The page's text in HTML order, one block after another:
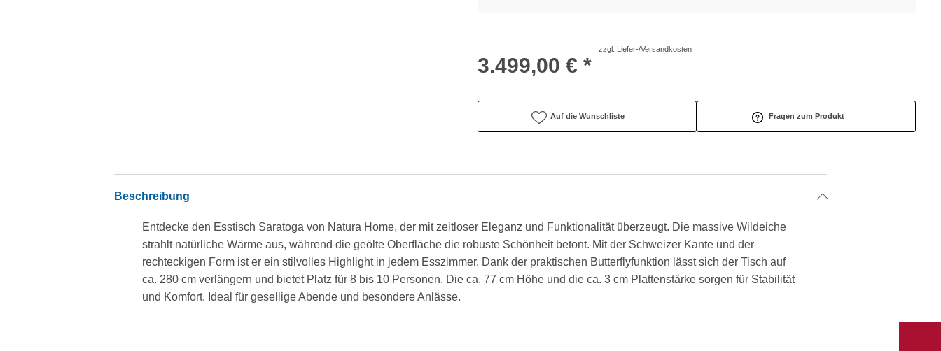
3.499,00 € *
zzgl. Liefer-/Versandkosten
Auf die Wunschliste Fragen zum Produkt
Beschreibung
Entdecke den Esstisch Saratoga von Natura Home, der mit zeitloser Eleganz und Funktionalität überzeugt. Die massive Wildeiche
strahlt natürliche Wärme aus, während die geölte Oberfläche die robuste Schönheit betont. Mit der Schweizer Kante und der
rechteckigen Form ist er ein stilvolles Highlight in jedem Esszimmer. Dank der praktischen Butterflyfunktion lässt sich der Tisch auf
ca. 280 cm verlängern und bietet Platz für 8 bis 10 Personen. Die ca. 77 cm Höhe und die ca. 3 cm Plattenstärke sorgen für Stabilität
und Komfort. Ideal für gesellige Abende und besondere Anlässe.